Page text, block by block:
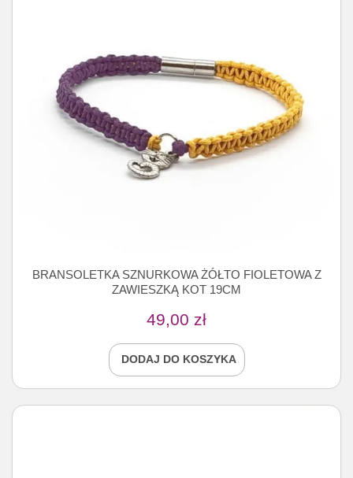
BRANSOLETKA SZNURKOWA ŻÓŁTO FIOLETOWA Z
ZAWIESZKĄ KOT 19CM
49,00 zł
DODAJ DO KOSZYKA